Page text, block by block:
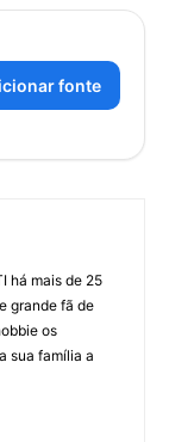
fonte
há mais de 25
grande fã de
os
sua família a